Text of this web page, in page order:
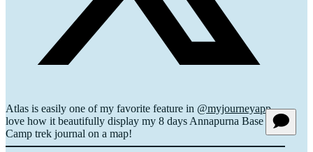
Atlas is easily one of my favorite feature in @myjourneyapp,
love how it beautifully display my 8 days Annapurna Base
Camp trek journal on a map!